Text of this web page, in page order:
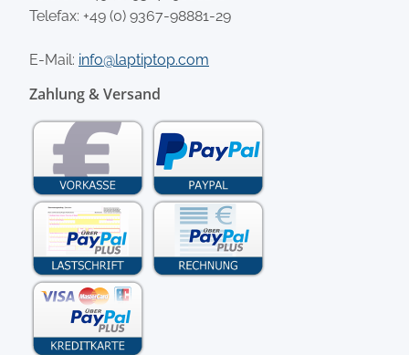
Telefax: +49 (0) 9367-98881-29
E-Mail: info@laptiptop.com
Zahlung & Versand